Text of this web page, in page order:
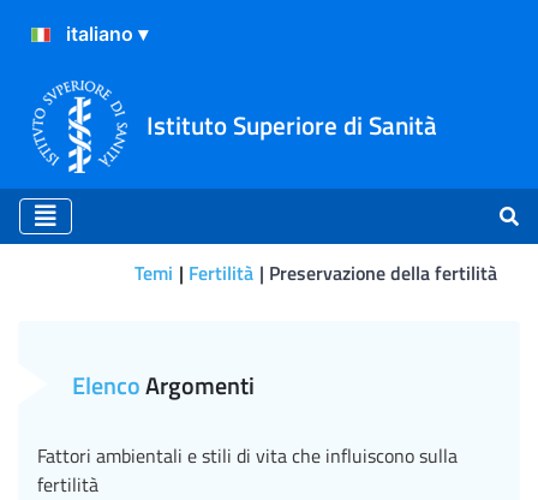
Istituto Superiore di Sanità
Temi Fertilità Preservazione della fertilità
ElencoArgomenti
Fattori ambientali e stili di vita che influiscono sulla
fertilità